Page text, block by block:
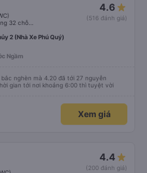
4.6
(516 đánh giá)
2 (Nhà Xe Phú Quý)
Ngầm
nghèn mà 4.20 đã tới 27 nguyễn
gian tới nơi khoảng 6:00 thì tuyệt vời
Xem giá
4.4
(200 đánh giá)